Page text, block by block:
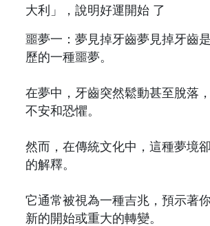
噩夢一：夢見掉牙齒夢見掉牙齒
歷的一種噩夢。
在夢中，牙齒突然鬆動甚至脫落
不安和恐懼。
然而，在傳統文化中，這種夢境
的解釋。
它通常被視為一種吉兆，預示著
新的開始或重大的轉變。